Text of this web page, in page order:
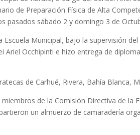
de Preparación Física de Alta
pasados sábado 2 y domingo 3 de
Escuela Municipal, bajo la supervisión
Ariel Occhipinti e hizo entrega de
de Carhué, Rivera, Bahía Blanca,
miembros de la Comisión Directiva de
un almuerzo de camaradería